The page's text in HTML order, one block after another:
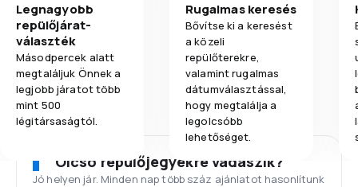
Legnagyobb
repülőjárat-
választék
Másodpercek alatt
megtaláljuk Önnek a
legjobb járatot több
mint 500
légitársaságtól.
Rugalmas keresés
Bővítse ki a keresést
a közeli
repülőterekre,
valamint rugalmas
dátumválasztással,
hogy megtalálja a
legolcsóbb
lehetőséget.
Olcsó repülőjegyekre vadászik?
Jó helyen jár. Minden nap több száz ajánlatot hasonlítunk